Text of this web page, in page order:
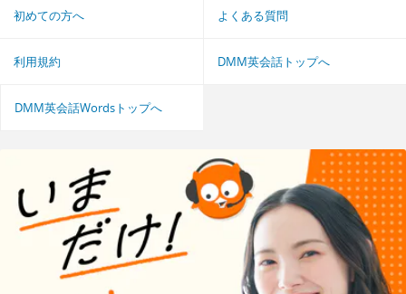
初めての方へ よくある質問
利用規約 DMM英会話トップへ
DMM英会話Wordsトップへ